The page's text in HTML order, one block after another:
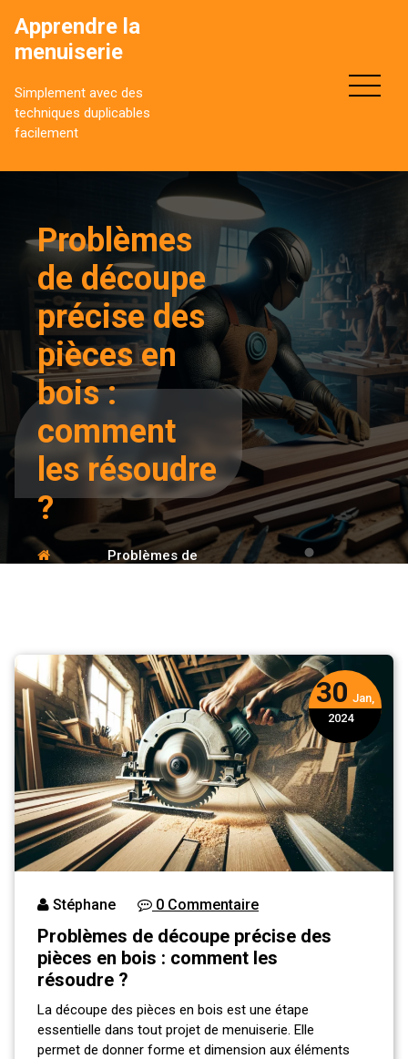
contenu
Apprendre la
menuiserie
Simplement avec des
techniques duplicables
facilement
Problèmes
de découpe
précise des
pièces en
bois :
comment
les résoudre
?
Problèmes de
résoudre ?
30 Jan,
2024
Stéphane 0 Commentaire
Problèmes de découpe précise des
pièces en bois : comment les
résoudre ?
La découpe des pièces en bois est une étape
essentielle dans tout projet de menuiserie. Elle
permet de donner forme et dimension aux éléments